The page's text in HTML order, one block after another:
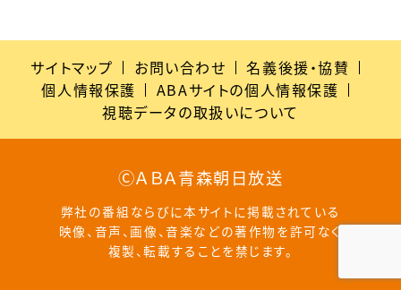
サイトマップ お問い合わせ
名義後援・協賛
個人情報保護
ABAサイトの個人情報保護
視聴データの取扱いについて
ⒸＡＢＡ青森朝日放送
弊社の番組ならびに本サイトに掲載されている
映像、音声、画像、音楽などの著作物を許可なく
複製、転載することを禁じます。